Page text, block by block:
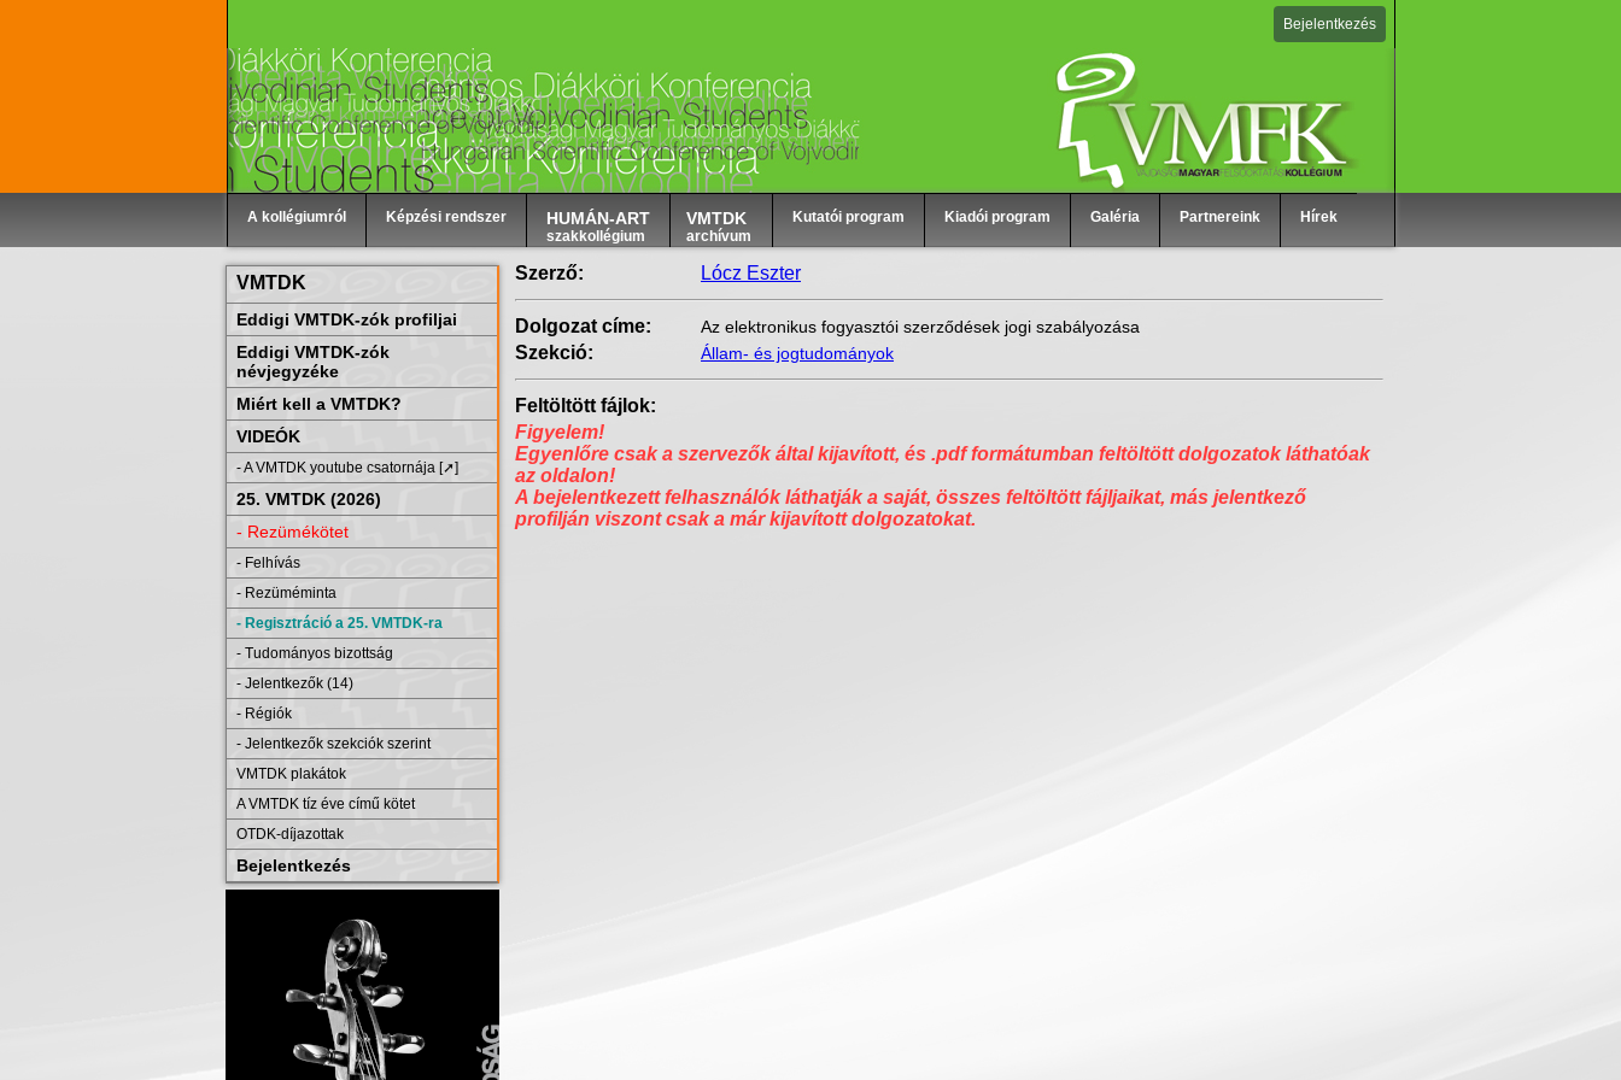
Bejelentkezés
A kollégiumról Képzési rendszer HUMÁN-ART
szakkollégium
VMTDK
archívum
Kutatói program Kiadói program Galéria Partnereink Hírek
VMTDK
Eddigi VMTDK-zók profiljai
Eddigi VMTDK-zók
névjegyzéke
Miért kell a VMTDK?
VIDEÓK
- A VMTDK youtube csatornája [➚]
25. VMTDK (2026)
- Rezümékötet
- Felhívás
- Rezüméminta
- Regisztráció a 25. VMTDK-ra
- Tudományos bizottság
- Jelentkezők (14)
- Régiók
- Jelentkezők szekciók szerint
VMTDK plakátok
A VMTDK tíz éve című kötet
OTDK-díjazottak
Bejelentkezés
Szerző: Lócz Eszter
Dolgozat címe: Az elektronikus fogyasztói szerződések jogi szabályozása
Szekció: Állam- és jogtudományok
Feltöltött fájlok:
Figyelem!
Egyenlőre csak a szervezők által kijavított, és .pdf formátumban feltöltött dolgozatok láthatóak
az oldalon!
A bejelentkezett felhasználók láthatják a saját, összes feltöltött fájljaikat, más jelentkező
profilján viszont csak a már kijavított dolgozatokat.